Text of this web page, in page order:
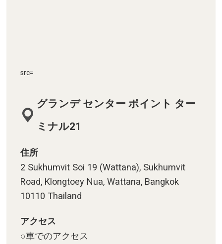
src=
グランデ センター ポイント ター
ミナル21
住所
2 Sukhumvit Soi 19 (Wattana), Sukhumvit
Road, Klongtoey Nua, Wattana, Bangkok
10110 Thailand
アクセス
○車でのアクセス